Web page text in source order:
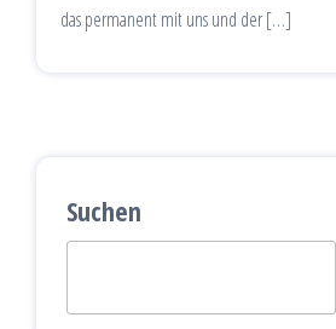
das permanent mit uns und der […]
Suchen